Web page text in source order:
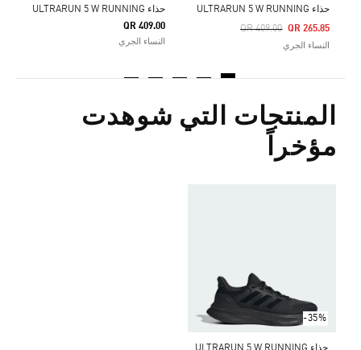
حذاء ULTRARUN 5 W RUNNING
Price Reduced From
QR 409.00
To QR 265.85
النساء الجري
حذاء ULTRARUN 5 W RUNNING
QR 409.00
النساء الجري
المنتجات التي شوهدت
مؤخراً
-35%